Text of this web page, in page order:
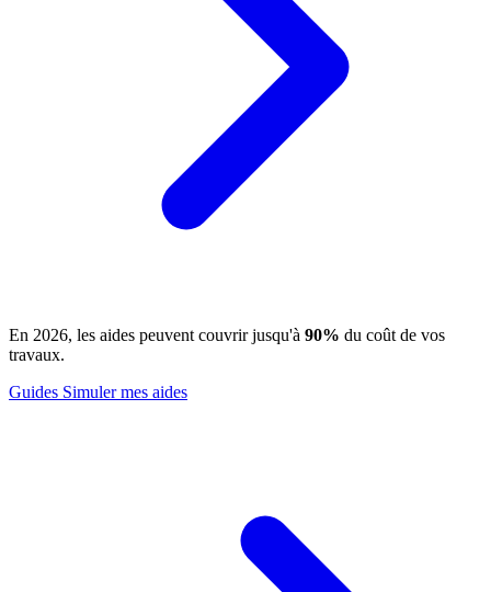
En 2026, les aides peuvent couvrir jusqu'à 90% du coût de vos
travaux.
Guides Simuler mes aides